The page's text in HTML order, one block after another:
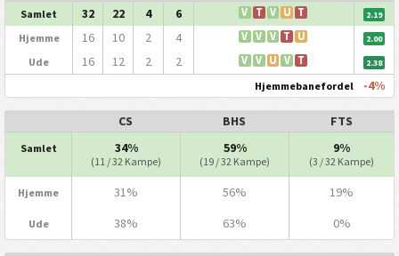
Samlet 32 22 4 6 V T V U T 2.19
Hjemme 16 10 2 4 V V V T U 2.00
Ude 16 12 2 2 V V U V T 2.38
Hjemmebanefordel -4%
CS BHS FTS
Samlet 34%
(11 / 32 Kampe)
59%
(19 / 32 Kampe)
9%
(3 / 32 Kampe)
Hjemme 31% 56% 19%
Ude 38% 63% 0%